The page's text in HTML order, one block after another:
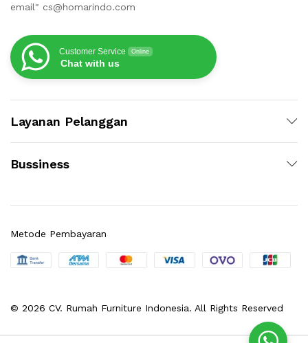
email" cs@homarindo.com
Customer Service Online
Chat with us
Layanan Pelanggan
Bussiness
© 2026 CV. Rumah Furniture Indonesia. All Rights Reserved
Metode Pembayaran